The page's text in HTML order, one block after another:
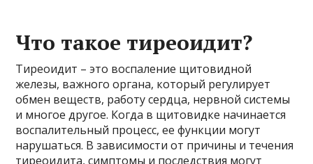
Что такое тиреоидит?
Тиреоидит – это воспаление щитовидной
железы, важного органа, который регулирует
обмен веществ, работу сердца, нервной системы
и многое другое. Когда в щитовидке начинается
воспалительный процесс, ее функции могут
нарушаться. В зависимости от причины и течения
тиреоидита, симптомы и последствия могут